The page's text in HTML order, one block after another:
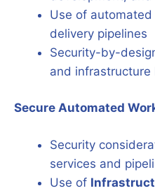
Use of
delivery pipelines
Security-by-
and infrastructure
Secure Automated
Security
services and
Use of